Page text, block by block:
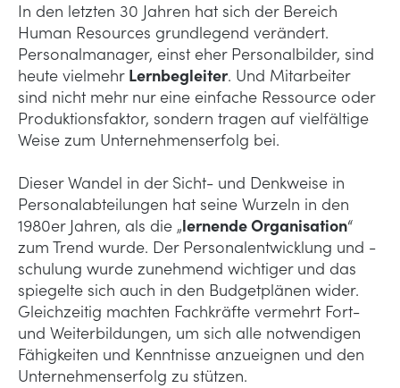
In den letzten 30 Jahren hat sich der Bereich
Human Resources grundlegend verändert.
Personalmanager, einst eher Personalbilder, sind
heute vielmehr Lernbegleiter. Und Mitarbeiter
sind nicht mehr nur eine einfache Ressource oder
Produktionsfaktor, sondern tragen auf vielfältige
Weise zum Unternehmenserfolg bei.
Dieser Wandel in der Sicht- und Denkweise in
Personalabteilungen hat seine Wurzeln in den
1980er Jahren, als die „lernende Organisation“
zum Trend wurde. Der Personalentwicklung und -
schulung wurde zunehmend wichtiger und das
spiegelte sich auch in den Budgetplänen wider.
Gleichzeitig machten Fachkräfte vermehrt Fort-
und Weiterbildungen, um sich alle notwendigen
Fähigkeiten und Kenntnisse anzueignen und den
Unternehmenserfolg zu stützen.